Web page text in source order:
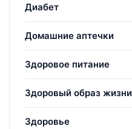
Диабет
Домашние аптечки
Здоровое питание
Здоровый образ жизни
Здоровье